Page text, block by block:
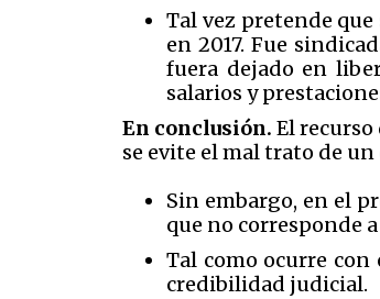
Tal vez pretende
en 2017. Fue
fuera dejado en
salarios y
En conclusión. El
se evite el mal trato de
Sin embargo, en el
que no corresponde
Tal como ocurre
credibilidad judicial.